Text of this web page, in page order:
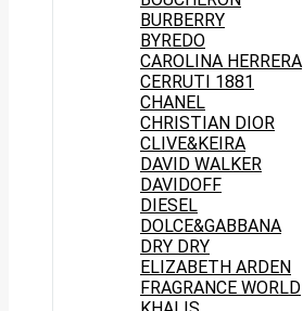
BURBERRY
BYREDO
CAROLINA HERRERA
CERRUTI 1881
CHANEL
CHRISTIAN DIOR
CLIVE&KEIRA
DAVID WALKER
DAVIDOFF
DIESEL
DOLCE&GABBANA
DRY DRY
ELIZABETH ARDEN
FRAGRANCE WORLD